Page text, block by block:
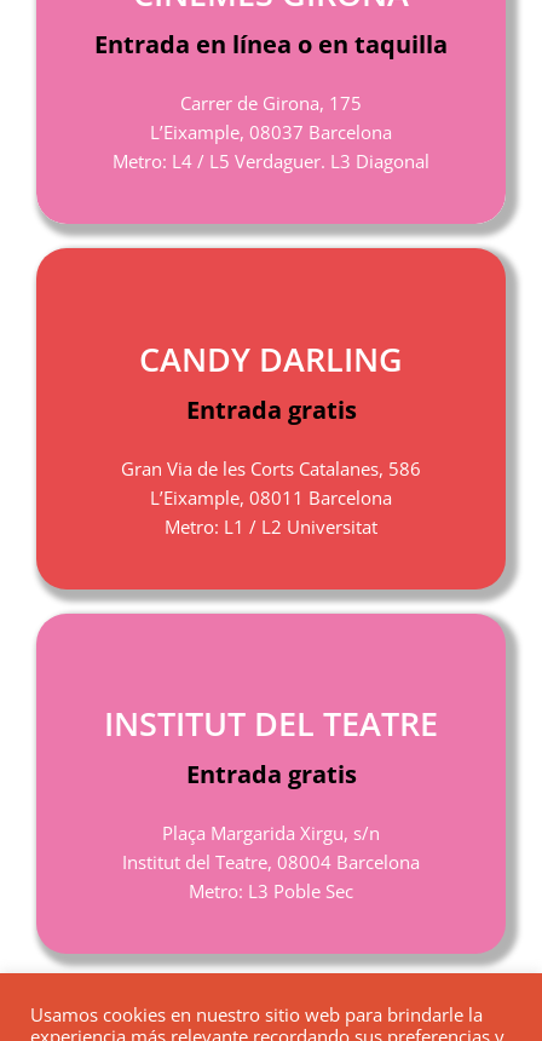
Entrada en línea o en taquilla
Carrer de Girona, 175
L’Eixample, 08037 Barcelona
Metro: L4 / L5 Verdaguer. L3 Diagonal
CANDY DARLING
Entrada gratis
Gran Via de les Corts Catalanes, 586
L’Eixample, 08011 Barcelona
Metro: L1 / L2 Universitat
INSTITUT DEL TEATRE
Entrada gratis
Plaça Margarida Xirgu, s/n
Institut del Teatre, 08004 Barcelona
Metro: L3 Poble Sec
Usamos cookies en nuestro sitio web para brindarle la
experiencia más relevante recordando sus preferencias y